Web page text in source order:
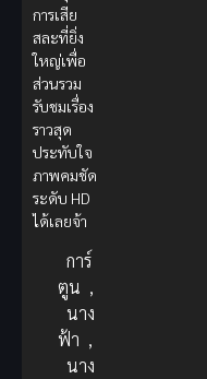
การเสีย
สละที่ยิ่ง
ใหญ่เพื่อ
ส่วนรวม
รับชมเรื่อง
ราวสุด
ประทับใจ
ภาพคมชัด
ระดับ HD
ได้เลยจ้า
การ์
ตูน ,
นาง
ฟ้า ,
นาง